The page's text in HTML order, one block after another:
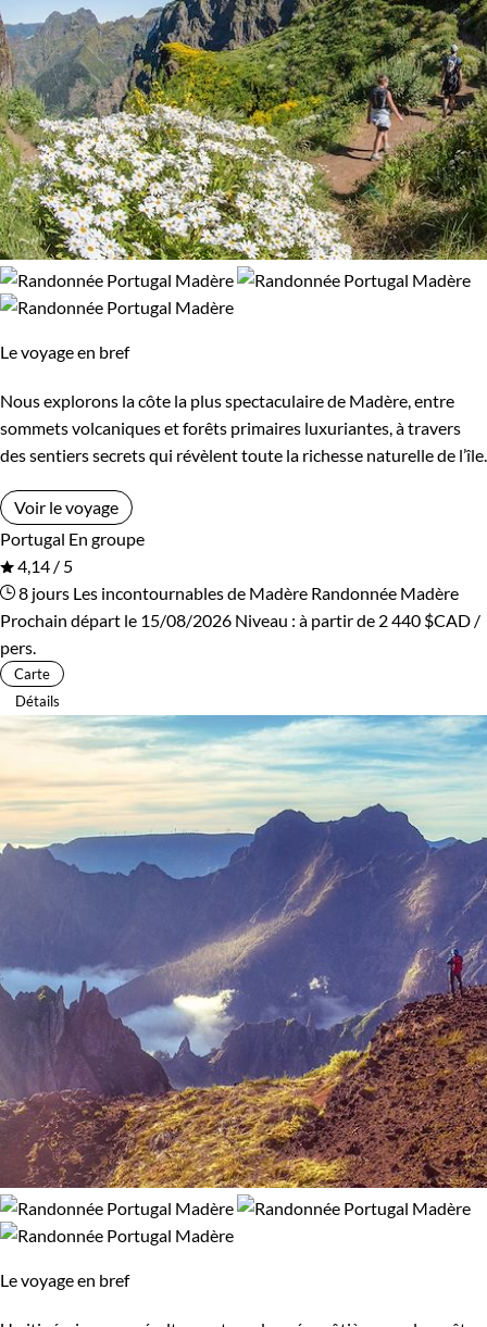
Le voyage en bref
Nous explorons la côte la plus spectaculaire de Madère, entre
sommets volcaniques et forêts primaires luxuriantes, à travers
des sentiers secrets qui révèlent toute la richesse naturelle de l’île.
Voir le voyage
Portugal En groupe
4,14 / 5
8 jours Les incontournables de Madère Randonnée Madère
Prochain départ le 15/08/2026 Niveau : à partir de 2 440 $CAD /
pers.
Carte
Détails
Le voyage en bref